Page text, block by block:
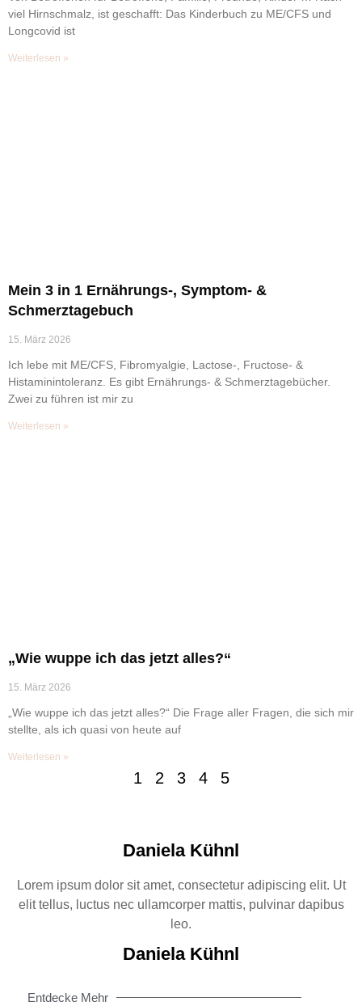
viel Hirnschmalz, ist geschafft: Das Kinderbuch zu ME/CFS und
Longcovid ist
Weiterlesen »
Mein 3 in 1 Ernährungs-, Symptom- &
Schmerztagebuch
15. März 2026
Ich lebe mit ME/CFS, Fibromyalgie, Lactose-, Fructose- &
Histaminintoleranz. Es gibt Ernährungs- & Schmerztagebücher.
Zwei zu führen ist mir zu
Weiterlesen »
„Wie wuppe ich das jetzt alles?“
15. März 2026
„Wie wuppe ich das jetzt alles?“ Die Frage aller Fragen, die sich mir
stellte, als ich quasi von heute auf
Weiterlesen »
1 2 3 4 5
Daniela Kühnl
Lorem ipsum dolor sit amet, consectetur adipiscing elit. Ut
elit tellus, luctus nec ullamcorper mattis, pulvinar dapibus
leo.
Daniela Kühnl
Entdecke Mehr